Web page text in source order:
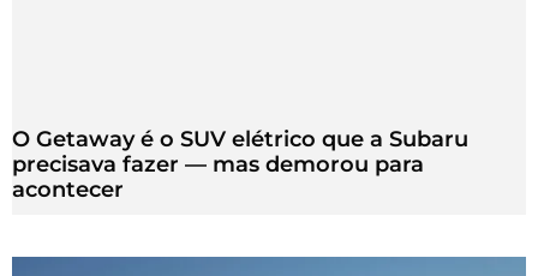
O Getaway é o SUV elétrico que a Subaru
precisava fazer — mas demorou para
acontecer